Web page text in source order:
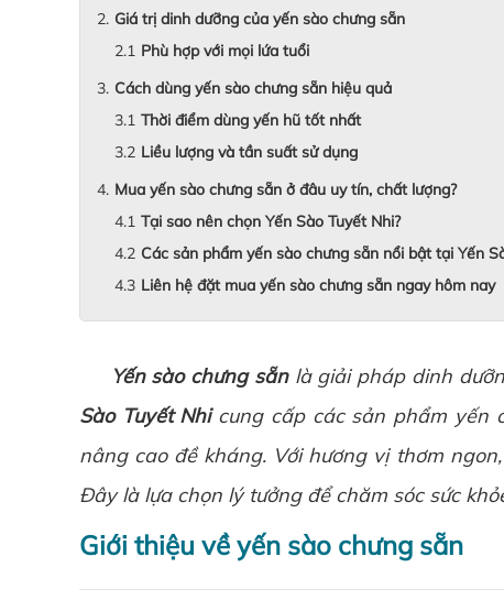
Giá trị dinh dưỡng của yến sào chưng sẵn
Phù hợp với mọi lứa tuổi
Cách dùng yến sào chưng sẵn hiệu quả
Thời điểm dùng yến hũ tốt nhất
Liều lượng và tần suất sử dụng
Mua yến sào chưng sẵn ở đâu uy tín, chất lượng?
Tại sao nên chọn Yến Sào Tuyết Nhi?
Các sản phẩm yến sào chưng sẵn nổi bật tại Yến
Liên hệ đặt mua yến sào chưng sẵn ngay hôm nay
Yến sào chưng sẵnlà giải pháp dinh
Sào Tuyết Nhi cung cấp các sản phẩm yến
nâng cao đề kháng. Với hương vị thơm
Đây là lựa chọn lý tưởng để chăm sóc sức
Giới thiệu về yến sào chưng sẵn